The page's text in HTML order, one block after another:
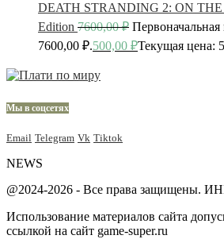
DEATH STRANDING 2: ON
Edition 7600,00₽ Первоначальная
7600,00 ₽.500,00 ₽Текущая цена:
Мы в соцсетях
Email Telegram Vk Tiktok
NEWS
@2024-2026 - Все права защищены.
Использование материалов сайта
ссылкой на сайт game-super.ru